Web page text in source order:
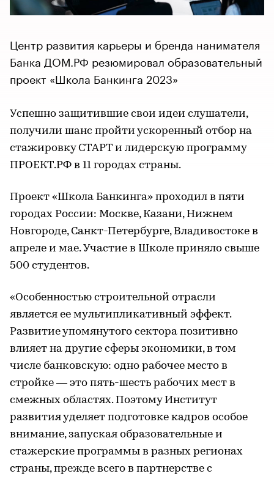
Центр развития карьеры и бренда нанимателя
Банка ДОМ.РФ резюмировал образовательный
проект «Школа Банкинга 2023»
Успешно защитившие свои идеи слушатели,
получили шанс пройти ускоренный отбор на
стажировку СТАРТ и лидерскую программу
ПРОЕКТ.РФ в 11 городах страны.
Проект «Школа Банкинга» проходил в пяти
городах России: Москве, Казани, Нижнем
Новгороде, Санкт-Петербурге, Владивостоке в
апреле и мае. Участие в Школе приняло свыше
500 студентов.
«Особенностью строительной отрасли
является ее мультипликативный эффект.
Развитие упомянутого сектора позитивно
влияет на другие сферы экономики, в том
числе банковскую: одно рабочее место в
стройке — это пять-шесть рабочих мест в
смежных областях. Поэтому Институт
развития уделяет подготовке кадров особое
внимание, запуская образовательные и
стажерские программы в разных регионах
страны, прежде всего в партнерстве с